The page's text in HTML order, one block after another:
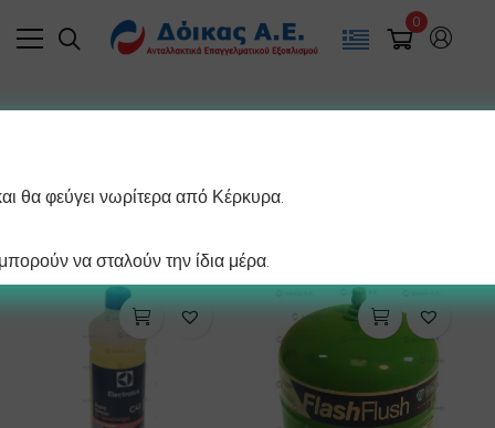
0
θα φεύγει νωρίτερα από Κέρκυρα.
να σταλούν την ίδια μέρα.